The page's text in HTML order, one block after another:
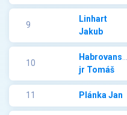
9
Linhart
Jakub
10
Habrovanský
jr Tomáš
11 Plánka Jan